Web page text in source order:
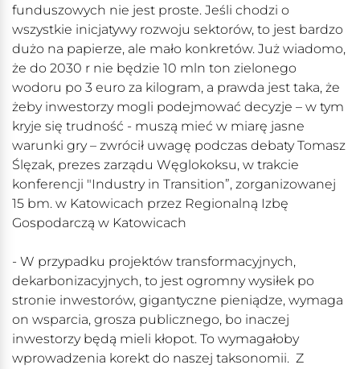
funduszowych nie jest proste. Jeśli chodzi o
wszystkie inicjatywy rozwoju sektorów, to jest bardzo
dużo na papierze, ale mało konkretów. Już wiadomo,
że do 2030 r nie będzie 10 mln ton zielonego
wodoru po 3 euro za kilogram, a prawda jest taka, że
żeby inwestorzy mogli podejmować decyzje – w tym
kryje się trudność - muszą mieć w miarę jasne
warunki gry – zwrócił uwagę podczas debaty Tomasz
Ślęzak, prezes zarządu Węglokoksu, w trakcie
konferencji "Industry in Transition”, zorganizowanej
15 bm. w Katowicach przez Regionalną Izbę
Gospodarczą w Katowicach
- W przypadku projektów transformacyjnych,
dekarbonizacyjnych, to jest ogromny wysiłek po
stronie inwestorów, gigantyczne pieniądze, wymaga
on wsparcia, grosza publicznego, bo inaczej
inwestorzy będą mieli kłopot. To wymagałoby
wprowadzenia korekt do naszej taksonomii. Z